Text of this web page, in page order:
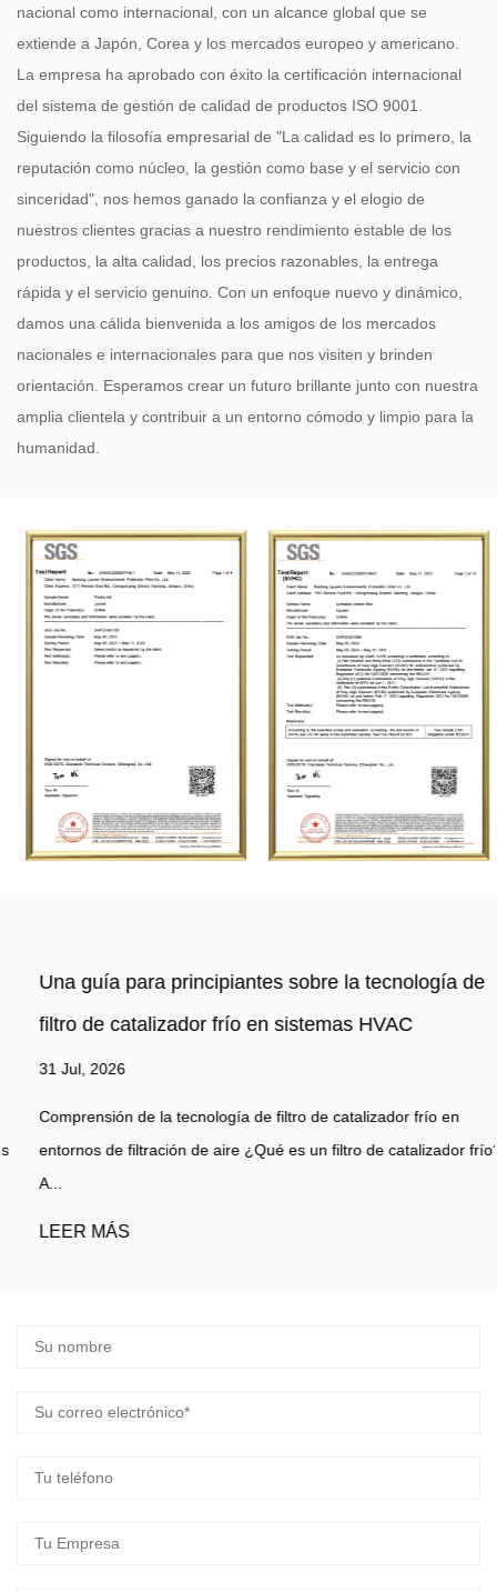
nacional como internacional, con un alcance global que se
extiende a Japón, Corea y los mercados europeo y americano.
La empresa ha aprobado con éxito la certificación internacional
del sistema de gestión de calidad de productos ISO 9001.
Siguiendo la filosofía empresarial de "La calidad es lo primero, la
reputación como núcleo, la gestión como base y el servicio con
sinceridad", nos hemos ganado la confianza y el elogio de
nuestros clientes gracias a nuestro rendimiento estable de los
productos, la alta calidad, los precios razonables, la entrega
rápida y el servicio genuino. Con un enfoque nuevo y dinámico,
damos una cálida bienvenida a los amigos de los mercados
nacionales e internacionales para que nos visiten y brinden
orientación. Esperamos crear un futuro brillante junto con nuestra
amplia clientela y contribuir a un entorno cómodo y limpio para la
humanidad.
Una guía para principiantes sobre la tecnología de
filtro de catalizador frío en sistemas HVAC
31 Jul, 2026
Comprensión de la tecnología de filtro de catalizador frío en
entornos de filtración de aire ¿Qué es un filtro de catalizador frío?
A...
LEER MÁS